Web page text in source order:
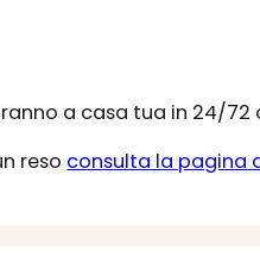
a casa tua in 24/72
reso consulta la pagina